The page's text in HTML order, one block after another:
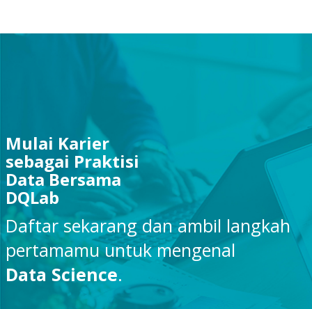
Mulai Karier
sebagai Praktisi
Data Bersama
DQLab
Daftar sekarang dan ambil langkah
pertamamu untuk mengenal
Data Science.